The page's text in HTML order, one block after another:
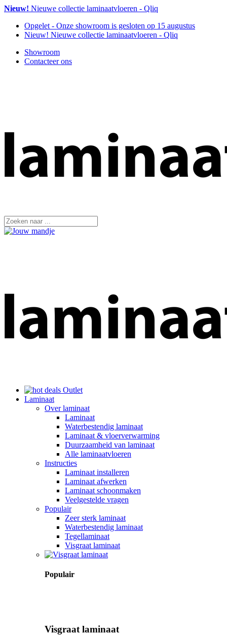
Nieuw! Nieuwe collectie laminaatvloeren - Qliq
Opgelet - Onze showroom is gesloten op 15 augustus
Nieuw! Nieuwe collectie laminaatvloeren - Qliq
Showroom
Contacteer ons
Outlet
Laminaat
Over laminaat
Laminaat
Waterbestendig laminaat
Laminaat & vloerverwarming
Duurzaamheid van laminaat
Alle laminaatvloeren
Instructies
Laminaat installeren
Laminaat afwerken
Laminaat schoonmaken
Veelgestelde vragen
Populair
Zeer sterk laminaat
Waterbestendig laminaat
Tegellaminaat
Visgraat laminaat
Populair
Visgraat laminaat